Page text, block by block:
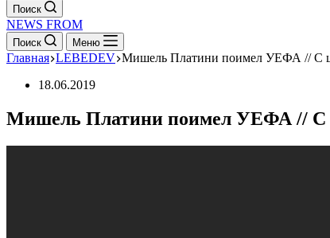
Поиск
NEWS FROM
Поиск Меню
Главная LEBEDEV Мишель Платини поимел УЕФА // С
18.06.2019
Мишель Платини поимел УЕФА // С